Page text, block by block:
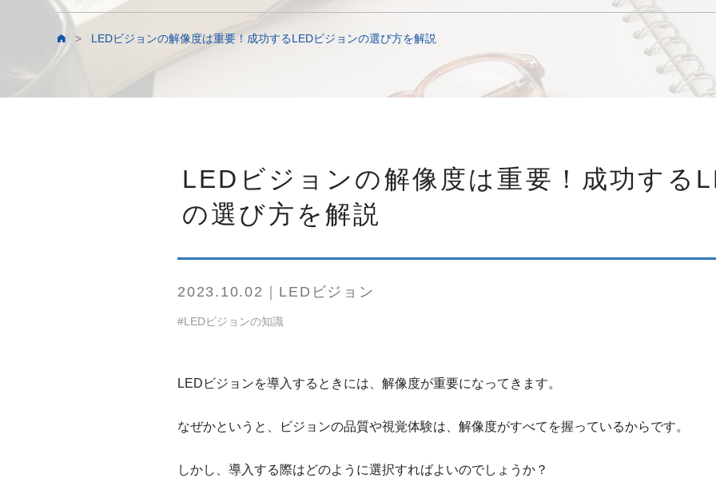
> LEDビジョンの解像度は重要！成功するLEDビジョンの選び方を解説
LEDビジョンの解像度は重要！成功する
の選び方を解説
2023.10.02｜LEDビジョン
#LEDビジョンの知識
LEDビジョンを導入するときには、解像度が重要になってきます。
なぜかというと、ビジョンの品質や視覚体験は、解像度がすべてを握っているからです。
しかし、導入する際はどのように選択すればよいのでしょうか？